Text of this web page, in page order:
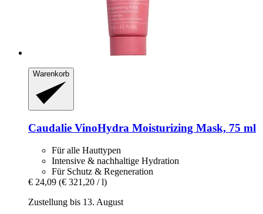
Warenkorb
Caudalie VinoHydra Moisturizing Mask, 75 ml
Für alle Hauttypen
Intensive & nachhaltige Hydration
Für Schutz & Regeneration
€ 24,09 (€ 321,20 / l)
Zustellung bis 13. August